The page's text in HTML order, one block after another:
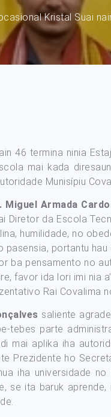
Kristal Suai
46 termina ninia
mai kada
Munisípiu
Armada
Diretor da Escola
humilidade, no
pasensia, portantu
pensamento no
favor ida lori imi nia
Rai Covalima
saliente
tebes parte
mai aplika iha
Prezidente ho
iha universidade
se ita baruk